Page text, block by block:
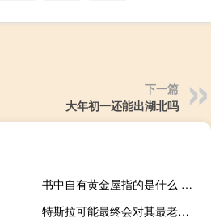
下一篇
大年初一还能出湖北吗
书中自有黄金屋指的是什么 梦幻西游书中自有黄金屋
特斯拉可能最终会对其最老款的Model S和Model X进行更新